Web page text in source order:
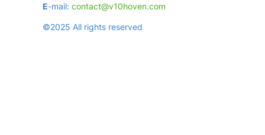
E-mail: contact@v10hoven.com
©2025 All rights reserved